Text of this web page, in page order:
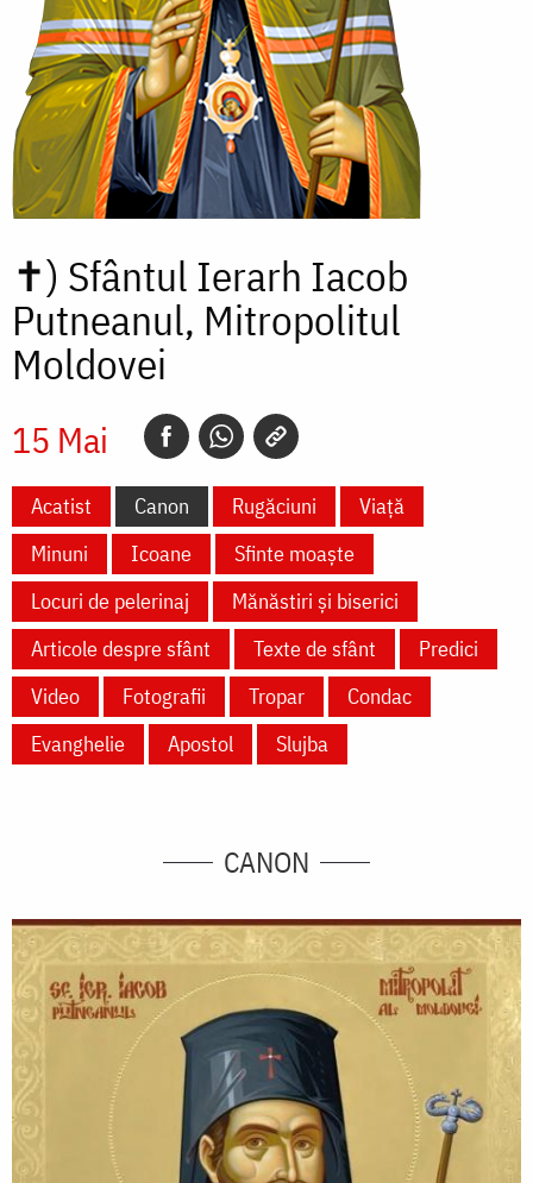
✝) Sfântul Ierarh Iacob
Putneanul, Mitropolitul
Moldovei
15 Mai
Acatist Canon Rugăciuni
Viață
Minuni
Icoane
Sfinte moaște
Locuri de pelerinaj
Mănăstiri și biserici
Articole despre sfânt
Texte de sfânt
Predici
Video
Fotografii Tropar
Condac
Evanghelie
Apostol Slujba
CANON